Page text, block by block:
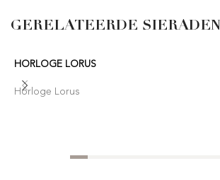
GERELATEERDE SIERADEN
HORLOGE LORUS
Horloge Lorus